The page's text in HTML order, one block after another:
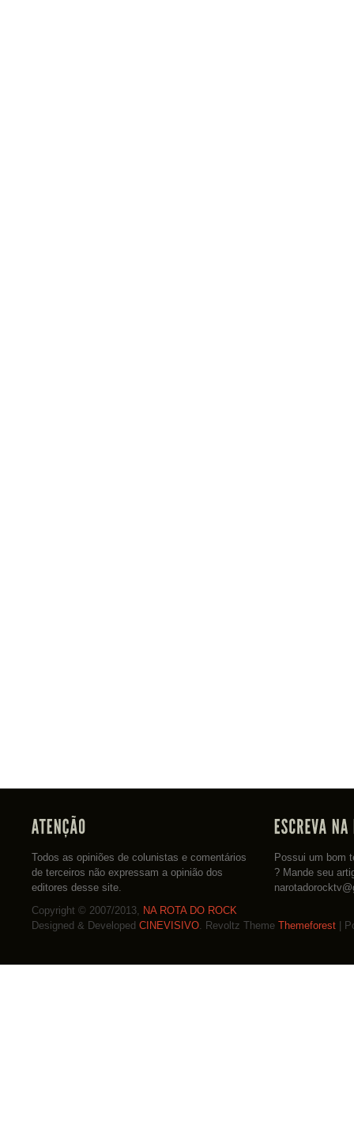
Todos as opiniões de colunistas e comentários
de terceiros não expressam a opinião dos
editores desse site.
Possui um bom
? Mande seu
Copyright © 2007/2013, NA ROTA DO ROCK
Designed & Developed CINEVISIVO. Revoltz Theme Themeforest |